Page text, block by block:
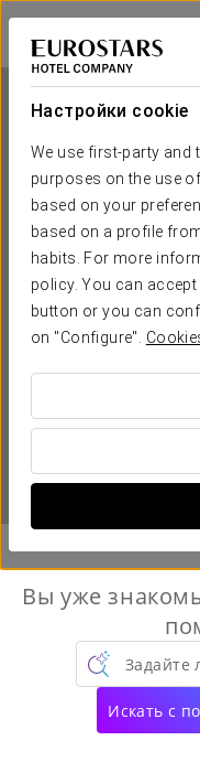
Настройки cookie
We use first-party and
purposes on the use
based on your
based on a profile
habits. For more
policy. You can
button or you can
on "Configure".
Eurostars Royal Tanau
ЛЬЕЙДА - BAQUEIRA

Вы уже
Задайте
Искать с